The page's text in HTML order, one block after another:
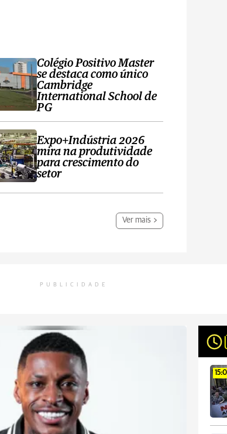
Colégio Positivo Master
se destaca como único
Cambridge
International School de
PG
Expo+Indústria 2026
mira na produtividade
para crescimento do
setor
Ver mais
PUBLICIDADE